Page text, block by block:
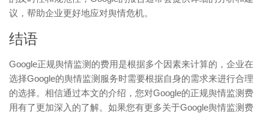
议，帮助企业更好地应对舆情危机。
结语
Google正规舆情监测的费用是根据多个因素来计算的，企业在
选择Google的舆情监测服务时需要根据自身的需求来进行合理
的选择。相信通过本文的介绍，您对Google的正规舆情监测费
用有了更加深入的了解。如果您有更多关于Google舆情监测费